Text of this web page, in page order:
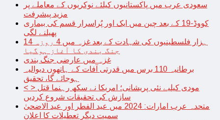
سعودی عرب میں پاکستانیوں کیلئے نوکریوں کے معاملے پر
مزید پیشرفت
کووڈ-19 کے بعد چین میں ایک اور پُراسرار قسم کی بیماری
پھیلنے لگی
14 ہزار فلسطینیوں کی شہادت کے بعد غزہ میں 4 روزہ
جنگ بندی کا آغاز ہوگیا
غزہ میں عارضی جنگ بندی
برطانیہ 110 برس میں قدرتی آفات کے ہاتھوں دیوالیہ
ہوجائے گا، تحقیق
< > مودی کیلیے نئی پریشانی؛ امریکا نے سکھ رہنما قتل
سازش کی تحقیقات شروع کردیں
متحدہ عرب امارات: 2024 میں عید الفطر اور عید الاضحیٰ
سمیت دیگر تعطیلات کا اعلان